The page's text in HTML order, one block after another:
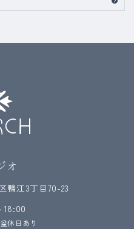
オ
鴨江3丁目70-23
18:00
休日あり